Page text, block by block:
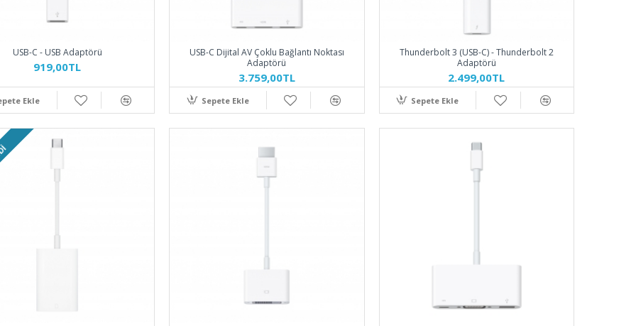
USB-C - USB Adaptörü
919,00TL
Ekle
USB-C Dijital AV Çoklu Bağlantı Noktası
Adaptörü
3.759,00TL
Sepete Ekle
Thunderbolt 3 (USB-C) - Thunderbolt 2
Adaptörü
2.499,00TL
Sepete Ekle